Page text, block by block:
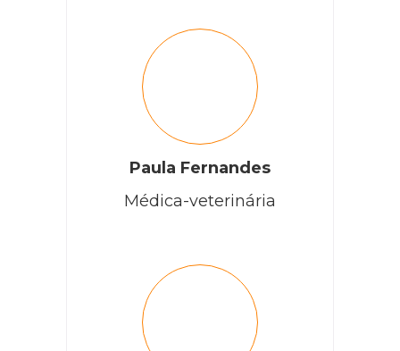
Paula Fernandes
Médica-veterinária